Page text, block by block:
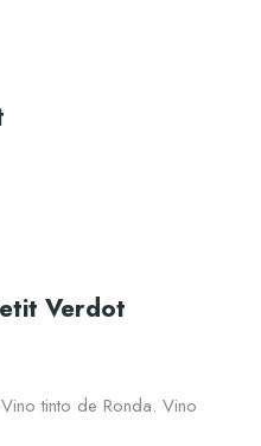
Verdot
tinto de Ronda. Vino